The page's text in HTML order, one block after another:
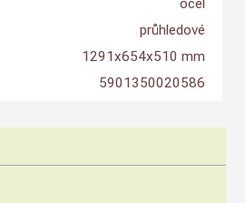
ocel
průhledové
1291x654x510 mm
5901350020586